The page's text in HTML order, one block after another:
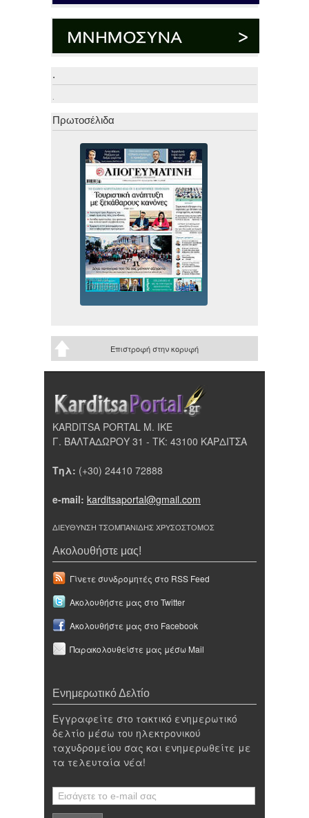
.
.
Πρωτοσέλιδα
Επιστροφή στην κορυφή
KARDITSA PORTAL Μ. ΙΚΕ
Γ. ΒΑΛΤΑΔΩΡΟΥ 31 - ΤΚ: 43100 ΚΑΡΔΙΤΣΑ
Τηλ: (+30) 24410 72888
e-mail: karditsaportal@gmail.com
ΔΙΕΥΘΥΝΣΗ ΤΣΟΜΠΑΝΙΔΗΣ ΧΡΥΣΟΣΤΟΜΟΣ
Ακολουθήστε μας!
Γίνετε συνδρομητές στο RSS Feed
Ακολουθήστε μας στο Twitter
Ακολουθήστε μας στο Facebook
Παρακολουθείστε μας μέσω Mail
Ενημερωτικό Δελτίο
Εγγραφείτε στο τακτικό ενημερωτικό
δελτίο μέσω του ηλεκτρονικού
ταχυδρομείου σας και ενημερωθείτε με
τα τελευταία νέα!